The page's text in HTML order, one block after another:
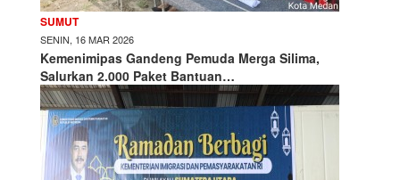
SUMUT
SENIN, 16 MAR 2026
Kemenimipas Gandeng Pemuda Merga Silima,
Salurkan 2.000 Paket Bantuan…